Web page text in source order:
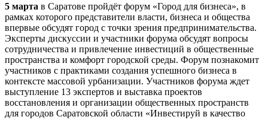
5 марта в Саратове пройдёт форум «Город для бизнеса», в
рамках которого представители власти, бизнеса и общества
впервые обсудят город с точки зрения предпринимательства.
Эксперты дискуссии и участники форума обсудят вопросы
сотрудничества и привлечение инвестиций в общественные
пространства и комфорт городской среды. Форум познакомит
участников с практиками создания успешного бизнеса в
контексте массовой урбанизации. Участников форума ждет
выступление 13 экспертов и выставка проектов
восстановления и организации общественных пространств
для городов Саратовской области «Инвестируй в качество